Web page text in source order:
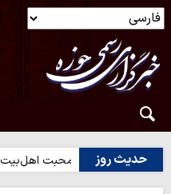
حدیث روز
شدن به محبت اهل‌بیت(ع)